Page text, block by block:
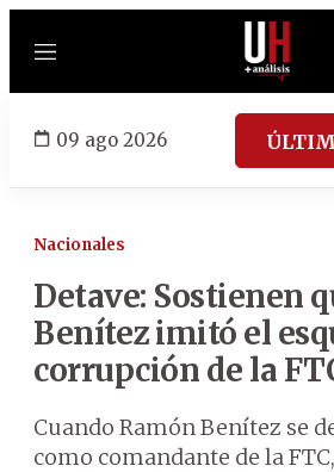
Menú
09 ago 2026
Nacionales
Detave: Sostienen
Benítez imitó el
corrupción de la
Cuando Ramón Benítez se
como comandante de la